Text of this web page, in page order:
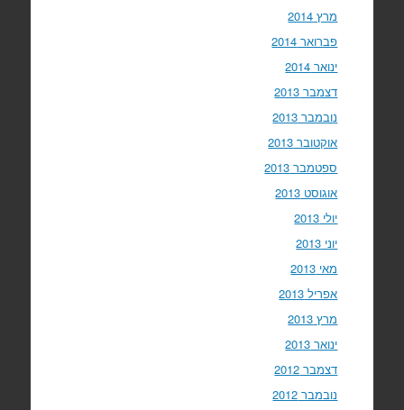
מרץ 2014
פברואר 2014
ינואר 2014
דצמבר 2013
נובמבר 2013
אוקטובר 2013
ספטמבר 2013
אוגוסט 2013
יולי 2013
יוני 2013
מאי 2013
אפריל 2013
מרץ 2013
ינואר 2013
דצמבר 2012
נובמבר 2012